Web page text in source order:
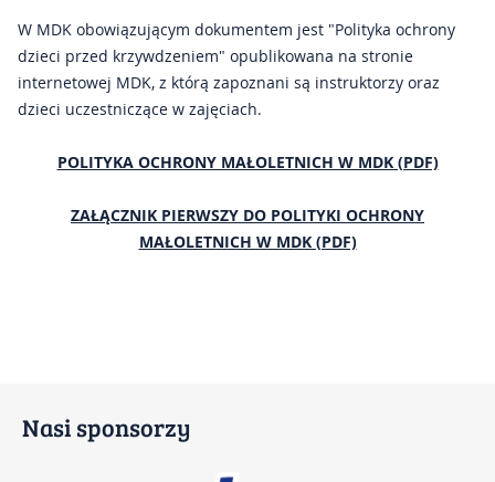
W MDK obowiązującym dokumentem jest "Polityka ochrony
dzieci przed krzywdzeniem" opublikowana na stronie
internetowej MDK, z którą zapoznani są instruktorzy oraz
dzieci uczestniczące w zajęciach.
POLITYKA OCHRONY MAŁOLETNICH W MDK (PDF)
ZAŁĄCZNIK PIERWSZY DO POLITYKI OCHRONY
MAŁOLETNICH W MDK (PDF)
Nasi sponsorzy